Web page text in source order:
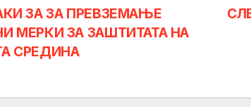
ЗА ЗА ПРЕВЗЕМАЊЕ
МЕРКИ ЗА ЗАШТИТАТА НА
СРЕДИНА